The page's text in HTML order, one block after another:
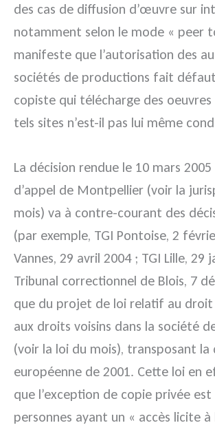
des cas de diffusion d’œuvre sur
notamment selon le mode « peer
manifeste que l’autorisation des
sociétés de productions fait
copiste qui télécharge des
tels sites n’est-il pas lui même
La décision rendue le 10 mars
d’appel de Montpellier (voir la
mois) va à contre-courant des
(par exemple, TGI Pontoise, 2
Vannes, 29 avril 2004 ; TGI Lille, 29
Tribunal correctionnel de Blois, 7
que du projet de loi relatif au droit
aux droits voisins dans la société
(voir la loi du mois), transposant la
européenne de 2001. Cette loi en
que l’exception de copie privée
personnes ayant un « accès licite